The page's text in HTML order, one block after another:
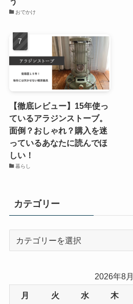
おでかけ
【徹底レビュー】15年使っ
ているアラジンストーブ。
面倒？おしゃれ？購入を迷
っているあなたに読んでほ
しい！
暮らし
カテゴリー
ー
2026年8月
月 火 水 木